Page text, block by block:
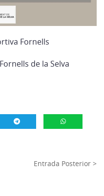
Fornells
de la Selva
Entrada Posterior >